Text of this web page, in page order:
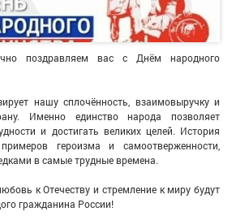
поздравляем вас с Днём народного
нашу сплочённость, взаимовыручку и
Именно единство народа позволяет
и достигать великих целей. История
героизма и самоотверженности,
в самые трудные времена.
к Отечеству и стремление к миру будут
гражданина России!